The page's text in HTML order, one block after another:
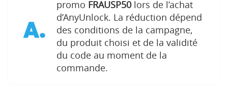
A.
promo FRAUSP50lors de l’achat
d’AnyUnlock. La réduction dépend
des conditions de la campagne,
du produit choisi et de la validité
du code au moment de la
commande.